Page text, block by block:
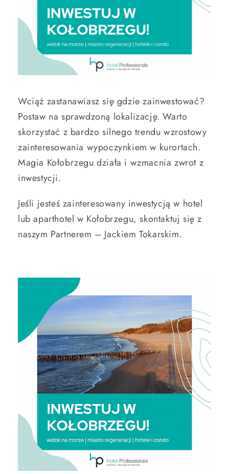
Wciąż zastanawiasz się gdzie zainwestować?
Postaw na sprawdzoną lokalizację. Warto
skorzystać z bardzo silnego trendu wzrostowy
zainteresowania wypoczynkiem w kurortach.
Magia Kołobrzegu działa i wzmacnia zwrot z
inwestycji.
Jeśli jesteś zainteresowany inwestycją w hotel
lub aparthotel w Kołobrzegu, skontaktuj się z
naszym Partnerem – Jackiem Tokarskim.